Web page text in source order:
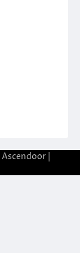
Ascendoor